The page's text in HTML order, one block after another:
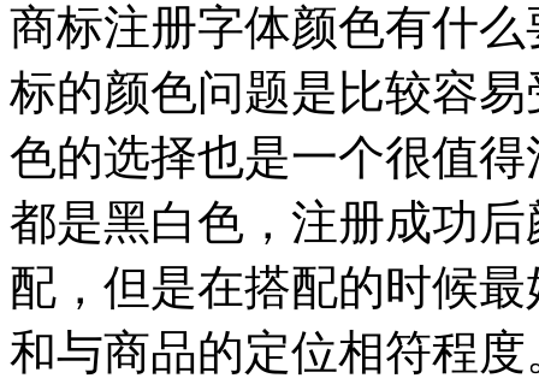
商标注册字体颜色有什
标的颜色问题是比较容
色的选择也是一个很值
都是黑白色，注册成功
配，但是在搭配的时候
和与商品的定位相符程